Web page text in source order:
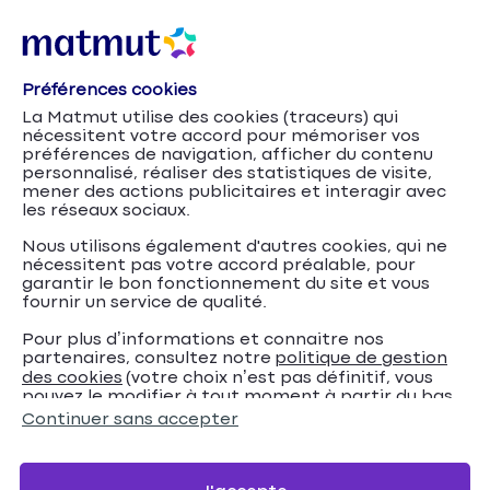
Accueil Mutuelle santé Conseils
Les effets du
tabagisme et les risques pour la santé
Les effets du tabagisme
Préférences cookies
La Matmut utilise des cookies (traceurs) qui
nécessitent votre accord pour mémoriser vos
préférences de navigation, afficher du contenu
personnalisé, réaliser des statistiques de visite,
mener des actions publicitaires et interagir avec
les réseaux sociaux.
Nous utilisons également d'autres cookies, qui ne
nécessitent pas votre accord préalable, pour
garantir le bon fonctionnement du site et vous
fournir un service de qualité.
Pour plus d’informations et connaitre nos
partenaires, consultez notre politique de gestion
des cookies (votre choix n’est pas définitif, vous
pouvez le modifier à tout moment à partir du bas
de page de notre site).
Continuer sans accepter